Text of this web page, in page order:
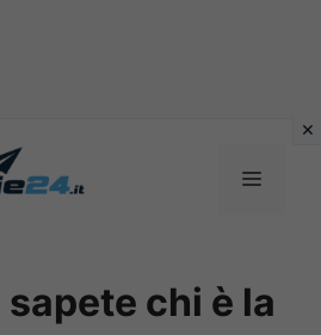
MENU
chi è la